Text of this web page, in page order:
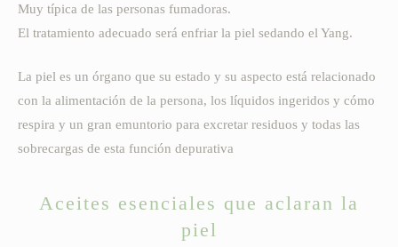
Muy típica de las personas fumadoras.
El tratamiento adecuado será enfriar la piel sedando el Yang.
La piel es un órgano que su estado y su aspecto está relacionado
con la alimentación de la persona, los líquidos ingeridos y cómo
respira y un gran emuntorio para excretar residuos y todas las
sobrecargas de esta función depurativa
Aceites esenciales que aclaran la
piel